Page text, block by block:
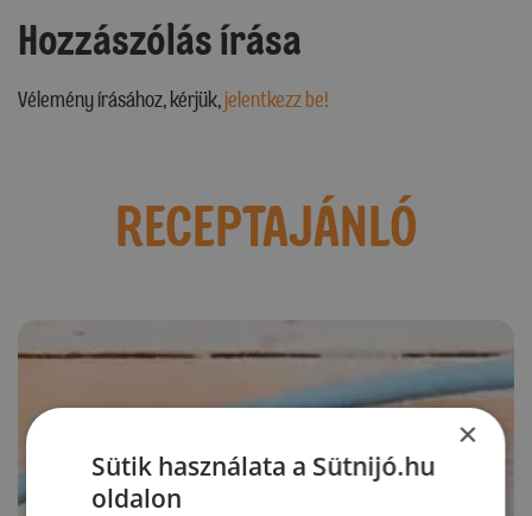
Hozzászólás írása
Vélemény írásához, kérjük,jelentkezz be!
RECEPTAJÁNLÓ
×
Sütik használata a Sütnijó.hu
oldalon